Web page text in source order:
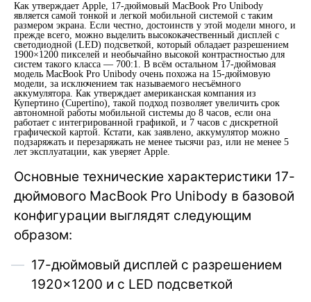
Как утверждает Apple, 17-дюймовый MacBook Pro Unibody
является самой тонкой и легкой мобильной системой с таким
размером экрана. Если честно, достоинств у этой модели много, и
прежде всего, можно выделить высококачественный дисплей с
светодиодной (LED) подсветкой, который обладает разрешением
1900×1200 пикселей и необычайно высокой контрастностью для
систем такого класса — 700:1. В всём остальном 17-дюймовая
модель MacBook Pro Unibody очень похожа на 15-дюймовую
модели, за исключением так называемого несъёмного
аккумулятора. Как утверждает американская компания из
Купертино (Cupertino), такой подход позволяет увеличить срок
автономной работы мобильной системы до 8 часов, если она
работает с интегрированной графикой, и 7 часов с дискретной
графической картой. Кстати, как заявлено, аккумулятор можно
подзаряжать и перезаряжать не менее тысячи раз, или не менее 5
лет эксплуатации, как уверяет Apple.
Основные технические характеристики 17-
дюймового MacBook Pro Unibody в базовой
конфигурации выглядят следующим
образом:
17-дюймовый дисплей с разрешением
1920×1200 и с LED подсветкой